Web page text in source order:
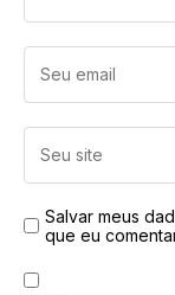
Salvar meus
que eu